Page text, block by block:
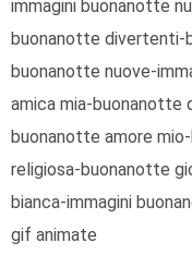
immagini buonanotte
buonanotte divertenti-
buonanotte nuove-
amica mia-buonanotte
buonanotte amore
religiosa-buonanotte
bianca-immagini
gif animate